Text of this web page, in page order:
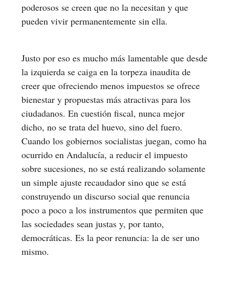
poderosos se creen que no la necesitan y que
pueden vivir permanentemente sin ella.
Justo por eso es mucho más lamentable que desde
la izquierda se caiga en la torpeza inaudita de
creer que ofreciendo menos impuestos se ofrece
bienestar y propuestas más atractivas para los
ciudadanos. En cuestión fiscal, nunca mejor
dicho, no se trata del huevo, sino del fuero.
Cuando los gobiernos socialistas juegan, como ha
ocurrido en Andalucía, a reducir el impuesto
sobre sucesiones, no se está realizando solamente
un simple ajuste recaudador sino que se está
construyendo un discurso social que renuncia
poco a poco a los instrumentos que permiten que
las sociedades sean justas y, por tanto,
democráticas. Es la peor renuncia: la de ser uno
mismo.